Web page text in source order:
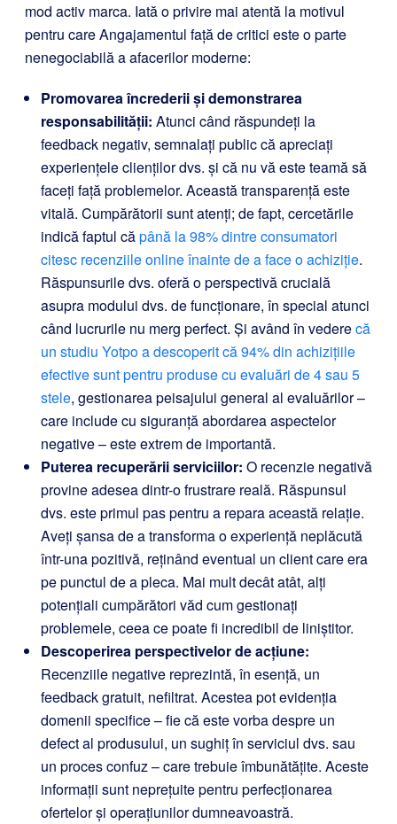
mod activ marca. Iată o privire mai atentă la motivul
pentru care Angajamentul față de critici este o parte
nenegociabilă a afacerilor moderne:
Promovarea încrederii și demonstrarea
responsabilității: Atunci când răspundeți la
feedback negativ, semnalați public că apreciați
experiențele clienților dvs. și că nu vă este teamă să
faceți față problemelor. Această transparență este
vitală. Cumpărătorii sunt atenți; de fapt, cercetările
indică faptul căpână la 98% dintre consumatori
citesc recenziile online înainte de a face o achiziție.
Răspunsurile dvs. oferă o perspectivă crucială
asupra modului dvs. de funcționare, în special atunci
când lucrurile nu merg perfect. Și având în vederecă
un studiu Yotpo a descoperit că 94% din achizițiile
efective sunt pentru produse cu evaluări de 4 sau 5
stele, gestionarea peisajului general al evaluărilor –
care include cu siguranță abordarea aspectelor
negative – este extrem de importantă.
Puterea recuperării serviciilor: O recenzie negativă
provine adesea dintr-o frustrare reală. Răspunsul
dvs. este primul pas pentru a repara această relație.
Aveți șansa de a transforma o experiență neplăcută
într-una pozitivă, reținând eventual un client care era
pe punctul de a pleca. Mai mult decât atât, alți
potențiali cumpărători văd cum gestionați
problemele, ceea ce poate fi incredibil de liniștitor.
Descoperirea perspectivelor de acțiune:
Recenziile negative reprezintă, în esență, un
feedback gratuit, nefiltrat. Acestea pot evidenția
domenii specifice – fie că este vorba despre un
defect al produsului, un sughiț în serviciul dvs. sau
un proces confuz – care trebuie îmbunătățite. Aceste
informații sunt neprețuite pentru perfecționarea
ofertelor și operațiunilor dumneavoastră.